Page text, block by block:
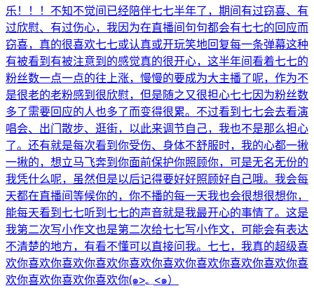
乐！！！不知不觉间已经陪伴七七半年了，期间有过窃喜、有
过欣慰、有过伤心，我因为在直播间句句都会有七七的回应而
窃喜，真的很喜欢七七或认真或开玩笑地回复每一条弹幕这种
有被看到有被注意到的感觉真的很开心，这半年间看着七七的
粉丝数一点一点的往上涨，慢慢的要成为大主播了呢，作为不
是很老的老粉感到很欣慰，但是随之又很担心七七因为粉丝数
多了需要回应的人也多了而变得很累。不过看到七七会去看演
唱会、出门散步、逛街，以此来调节自己，我也不是那么担心
了。还有就是每次看到你受伤、身体不舒服时，我的心都一揪
一揪的，想立马飞奔到你面前保护你照顾你，可是无名无份的
我凭什么呢，虽然但是以后记得要好好照顾好自己哦。我会每
天都在直播间等候你的，你不播的每一天我也会很想很想你，
能每天看到七七听到七七的声音就是我最开心的事情了。这是
我第二次写小作文也是第二次给七七写小作文，可能会有表达
不清楚的地方，有看不懂可以直接问我。七七，我真的超级喜
欢你喜欢你喜欢你喜欢你喜欢你喜欢你喜欢你喜欢你喜欢你喜
欢你喜欢你喜欢你喜欢你(๑>؂<๑）